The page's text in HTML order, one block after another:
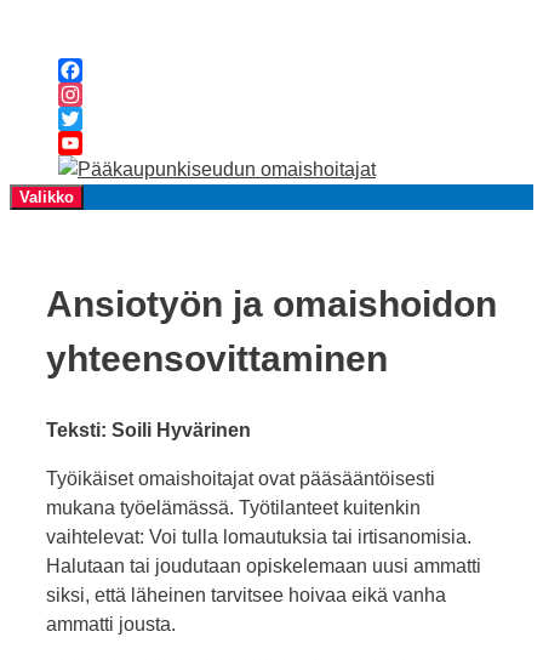
Facebook
Instagram
Twitter
YouTube
Channel
Valikko
Ansiotyön ja omaishoidon
yhteensovittaminen
Teksti: Soili Hyvärinen
Työikäiset omaishoitajat ovat pääsääntöisesti
mukana työelämässä. Työtilanteet kuitenkin
vaihtelevat: Voi tulla lomautuksia tai irtisanomisia.
Halutaan tai joudutaan opiskelemaan uusi ammatti
siksi, että läheinen tarvitsee hoivaa eikä vanha
ammatti jousta.